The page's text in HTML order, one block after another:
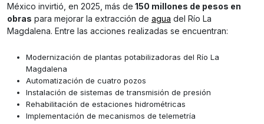
México invirtió, en 2025, más de 150 millones de pesos en
obras para mejorar la extracción de agua del Río La
Magdalena. Entre las acciones realizadas se encuentran:
Modernización de plantas potabilizadoras del Río La
Magdalena
Automatización de cuatro pozos
Instalación de sistemas de transmisión de presión
Rehabilitación de estaciones hidrométricas
Implementación de mecanismos de telemetría